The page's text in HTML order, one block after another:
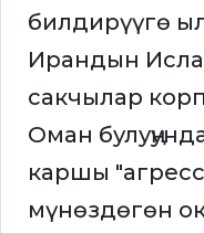
билдирүүгө
Ирандын
сакчылар
Оман
каршы
мүнөздөгөн